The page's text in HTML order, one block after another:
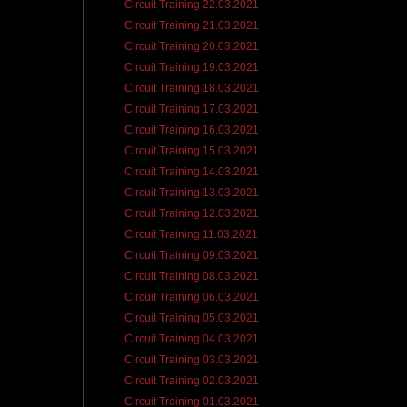
Circuit Training 22.03.2021
Circuit Training 21.03.2021
Circuit Training 20.03.2021
Circuit Training 19.03.2021
Circuit Training 18.03.2021
Circuit Training 17.03.2021
Circuit Training 16.03.2021
Circuit Training 15.03.2021
Circuit Training 14.03.2021
Circuit Training 13.03.2021
Circuit Training 12.03.2021
Circuit Training 11.03.2021
Circuit Training 09.03.2021
Circuit Training 08.03.2021
Circuit Training 06.03.2021
Circuit Training 05.03.2021
Circuit Training 04.03.2021
Circuit Training 03.03.2021
Circuit Training 02.03.2021
Circuit Training 01.03.2021